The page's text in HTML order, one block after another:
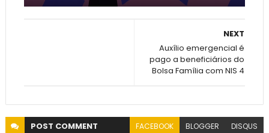
NEXT
Auxílio emergencial é
pago a beneficiários do
Bolsa Família com NIS 4
POST COMMENT FACEBOOK BLOGGER DISQUS